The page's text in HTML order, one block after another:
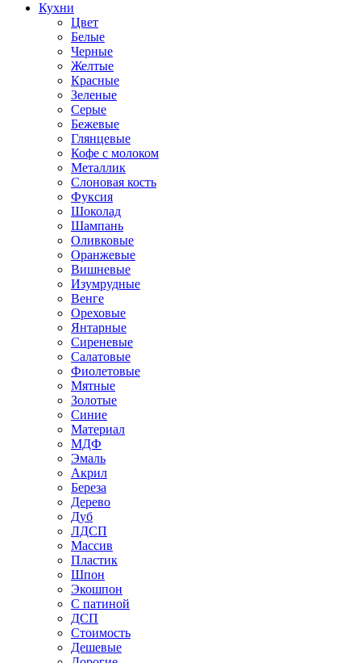
Кухни
Цвет
Белые
Черные
Желтые
Красные
Зеленые
Серые
Бежевые
Глянцевые
Кофе с молоком
Металлик
Слоновая кость
Фуксия
Шоколад
Шампань
Оливковые
Оранжевые
Вишневые
Изумрудные
Венге
Ореховые
Янтарные
Сиреневые
Салатовые
Фиолетовые
Мятные
Золотые
Синие
Материал
МДФ
Эмаль
Акрил
Береза
Дерево
Дуб
ЛДСП
Массив
Пластик
Шпон
Экошпон
С патиной
ДСП
Стоимость
Дешевые